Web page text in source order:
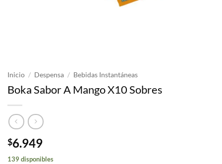
Inicio / Despensa / Bebidas Instantáneas
Boka Sabor A Mango X10 Sobres
$6.949
139 disponibles